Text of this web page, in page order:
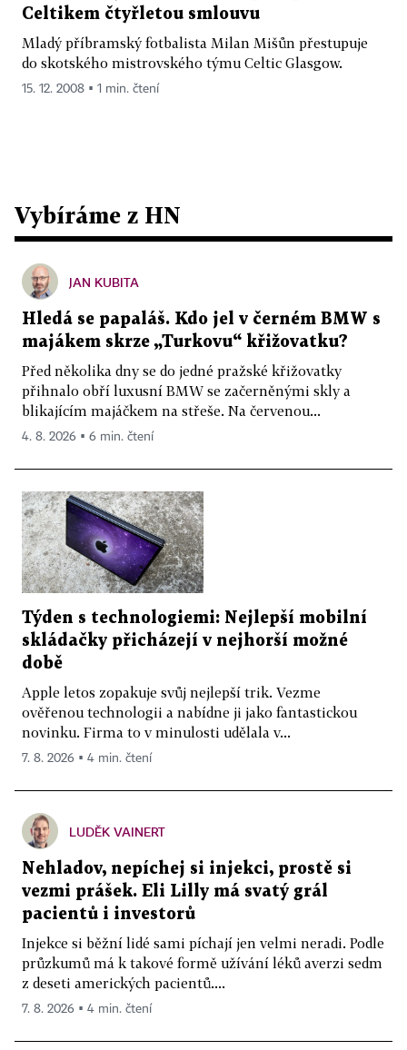
Celtikem čtyřletou smlouvu
Mladý příbramský fotbalista Milan Mišůn přestupuje
do skotského mistrovského týmu Celtic Glasgow.
15. 12. 2008 ▪ 1 min. čtení
Vybíráme z HN
JAN KUBITA
Hledá se papaláš. Kdo jel v černém BMW s
majákem skrze „Turkovu“ křižovatku?
Před několika dny se do jedné pražské křižovatky
přihnalo obří luxusní BMW se začerněnými skly a
blikajícím majáčkem na střeše. Na červenou...
4. 8. 2026 ▪ 6 min. čtení
Týden s technologiemi: Nejlepší mobilní
skládačky přicházejí v nejhorší možné
době
Apple letos zopakuje svůj nejlepší trik. Vezme
ověřenou technologii a nabídne ji jako fantastickou
novinku. Firma to v minulosti udělala v...
7. 8. 2026 ▪ 4 min. čtení
LUDĚK VAINERT
Nehladov, nepíchej si injekci, prostě si
vezmi prášek. Eli Lilly má svatý grál
pacientů i investorů
Injekce si běžní lidé sami píchají jen velmi neradi. Podle
průzkumů má k takové formě užívání léků averzi sedm
z deseti amerických pacientů....
7. 8. 2026 ▪ 4 min. čtení